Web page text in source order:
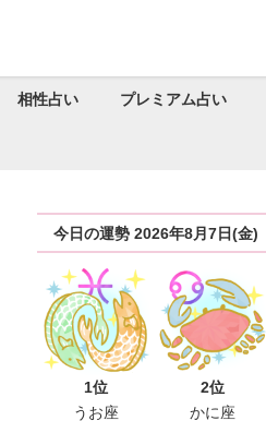
相性占い プレミアム占い
今日の運勢 2026年8月7日(金)
1位
うお座
2位
かに座